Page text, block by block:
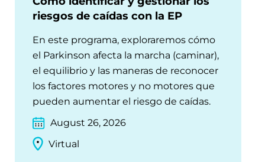
riesgos de caídas con la EP
En este programa, exploraremos cómo
el Parkinson afecta la marcha (caminar),
el equilibrio y las maneras de reconocer
los factores motores y no motores que
pueden aumentar el riesgo de caídas.
August 26, 2026
Virtual